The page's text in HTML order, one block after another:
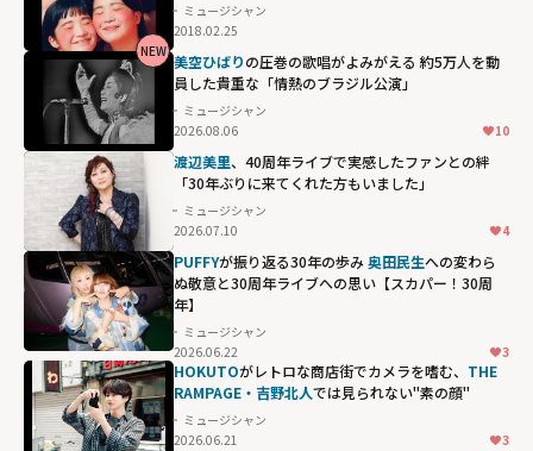
CHAIの新たな価
値観"
width="304"
height="203"
loading="lazy"
fetchpriority="h
igh">
ミュージシャン
2018.02.25
美空ひばりの圧巻の歌唱がよみがえる 約5万人を動
員した貴重な「情熱のブラジル公演」
ミュージシャン
2026.08.06
10
NEW
渡辺美里、40周年ライブで実感したファンとの絆
「30年ぶりに来てくれた方もいました」
ミュージシャン
2026.07.10
4
PUFFYが振り返る30年の歩み奥田民生への変わら
ぬ敬意と30周年ライブへの思い【スカパー！30周
年】
ミュージシャン
2026.06.22
3
HOKUTOがレトロな商店街でカメラを嗜む、 THE
RAMPAGE・吉野北人では見られない"素の顔"
ミュージシャン
2026.06.21
3